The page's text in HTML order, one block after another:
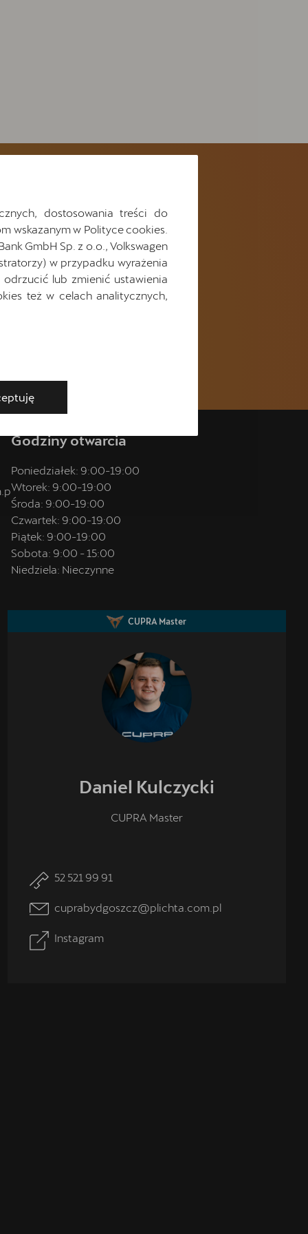
w serwisie
Godziny otwarcia
Poniedziałek: 9:00-19:00
Wtorek: 9:00-19:00
Środa: 9:00-19:00
Czwartek: 9:00-19:00
Piątek: 9:00-19:00
Sobota: 9:00 - 15:00
Niedziela: Nieczynne
CUPRA Master
Daniel Kulczycki
CUPRA Master
52 521 99 91
cuprabydgoszcz@plichta.com.pl
Instagram
dostosowania treści do
wskazanym w Polityce cookies.
GmbH Sp. z o.o., Volkswagen
w przypadku wyrażenia
lub zmienić ustawienia
też w celach analitycznych,